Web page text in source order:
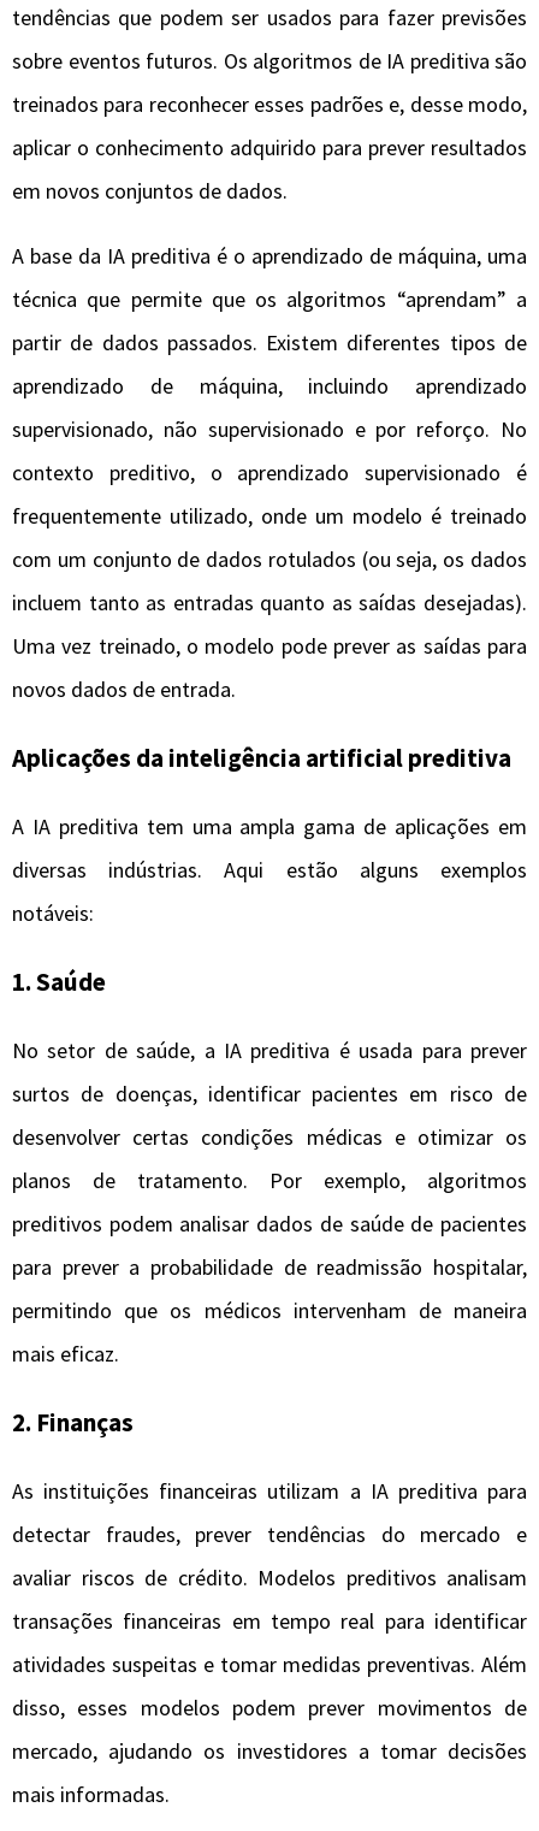
tendências que podem ser usados para fazer previsões
sobre eventos futuros. Os algoritmos de IA preditiva são
treinados para reconhecer esses padrões e, desse modo,
aplicar o conhecimento adquirido para prever resultados
em novos conjuntos de dados.
A base da IA preditiva é o aprendizado de máquina, uma
técnica que permite que os algoritmos “aprendam” a
partir de dados passados. Existem diferentes tipos de
aprendizado de máquina, incluindo aprendizado
supervisionado, não supervisionado e por reforço. No
contexto preditivo, o aprendizado supervisionado é
frequentemente utilizado, onde um modelo é treinado
com um conjunto de dados rotulados (ou seja, os dados
incluem tanto as entradas quanto as saídas desejadas).
Uma vez treinado, o modelo pode prever as saídas para
novos dados de entrada.
Aplicações da inteligência artificial preditiva
A IA preditiva tem uma ampla gama de aplicações em
diversas indústrias. Aqui estão alguns exemplos
notáveis:
1.Saúde
No setor de saúde, a IA preditiva é usada para prever
surtos de doenças, identificar pacientes em risco de
desenvolver certas condições médicas e otimizar os
planos de tratamento. Por exemplo, algoritmos
preditivos podem analisar dados de saúde de pacientes
para prever a probabilidade de readmissão hospitalar,
permitindo que os médicos intervenham de maneira
mais eficaz.
2. Finanças
As instituições financeiras utilizam a IA preditiva para
detectar fraudes, prever tendências do mercado e
avaliar riscos de crédito. Modelos preditivos analisam
transações financeiras em tempo real para identificar
atividades suspeitas e tomar medidas preventivas. Além
disso, esses modelos podem prever movimentos de
mercado, ajudando os investidores a tomar decisões
mais informadas.